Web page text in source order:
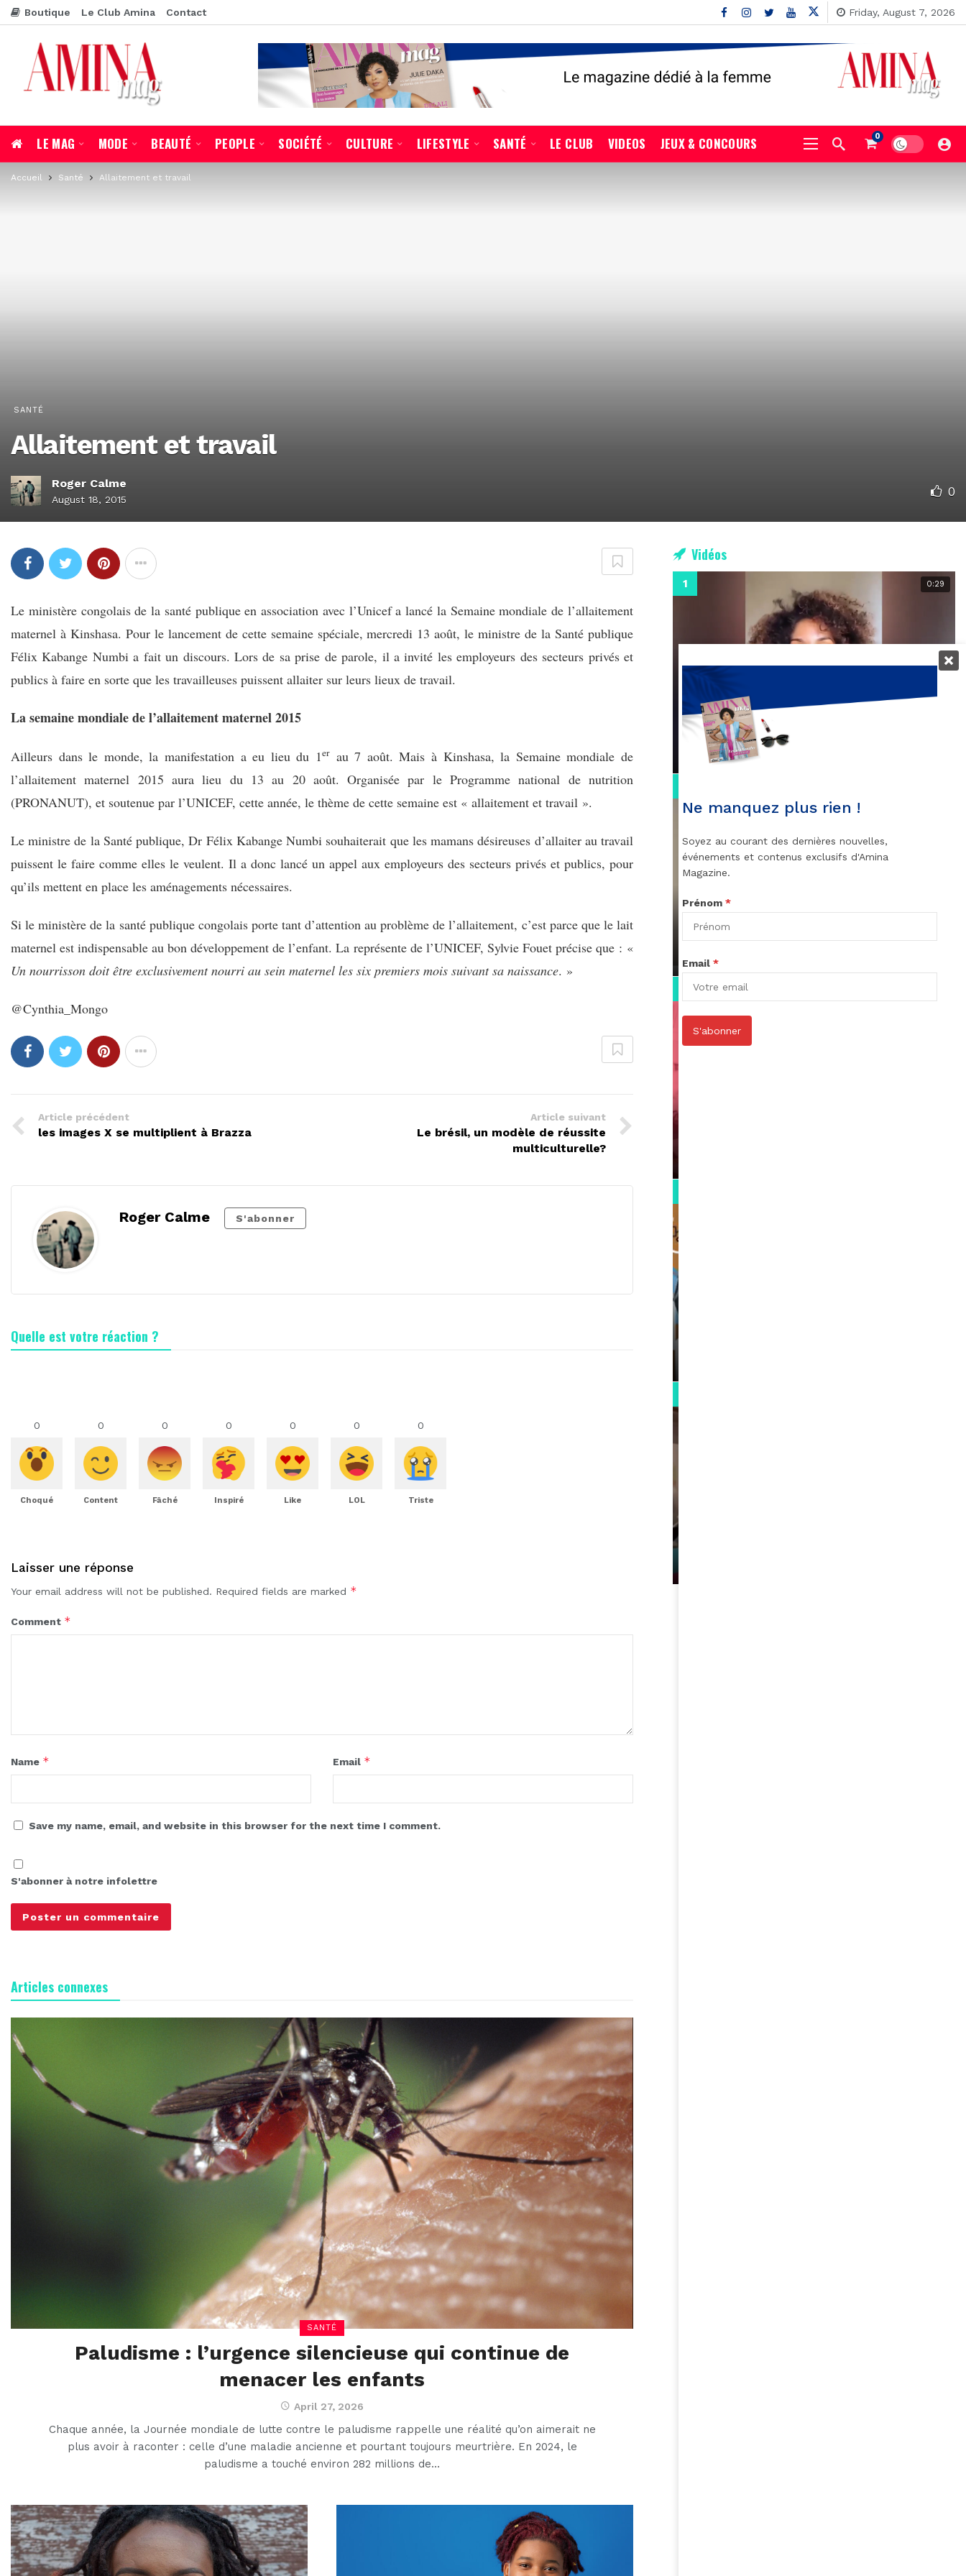
Boutique Le Club Amina Contact Friday, August 7, 2026
LE MAG MODE BEAUTÉ PEOPLE SOCIÉTÉ CULTURE LIFESTYLE SANTÉ LE CLUB VIDEOS JEUX & CONCOURS 0
Accueil Santé Allaitement et travail
SANTÉ
Allaitement et travail
Roger Calme
August 18, 2015
0
Le ministère congolais de la santé publique en association avec l’Unicef a lancé la Semaine mondiale de l’allaitement
maternel à Kinshasa. Pour le lancement de cette semaine spéciale, mercredi 13 août, le ministre de la Santé publique
Félix Kabange Numbi a fait un discours. Lors de sa prise de parole, il a invité les employeurs des secteurs privés et
publics à faire en sorte que les travailleuses puissent allaiter sur leurs lieux de travail.
La semaine mondiale de l’allaitement maternel 2015
Ailleurs dans le monde, la manifestation a eu lieu du 1er au 7 août. Mais à Kinshasa, la Semaine mondiale de
l’allaitement maternel 2015 aura lieu du 13 au 20 août. Organisée par le Programme national de nutrition
(PRONANUT), et soutenue par l’UNICEF, cette année, le thème de cette semaine est « allaitement et travail ».
Le ministre de la Santé publique, Dr Félix Kabange Numbi souhaiterait que les mamans désireuses d’allaiter au travail
puissent le faire comme elles le veulent. Il a donc lancé un appel aux employeurs des secteurs privés et publics, pour
qu’ils mettent en place les aménagements nécessaires.
Si le ministère de la santé publique congolais porte tant d’attention au problème de l’allaitement, c’est parce que le lait
maternel est indispensable au bon développement de l’enfant. La représente de l’UNICEF, Sylvie Fouet précise que : «
Un nourrisson doit être exclusivement nourri au sein maternel les six premiers mois suivant sa naissance. »
@Cynthia_Mongo
Article précédent
les images X se multiplient à Brazza
Article suivant
Le brésil, un modèle de réussite
multiculturelle?
Roger Calme S'abonner
Quelle est votre réaction ?
0
Choqué
0
Content
0
Fâché
0
Inspiré
0
Like
0
LOL
0
Triste
Laisser une réponse
Your email address will not be published. Required fields are marked *
Comment *
Name * Email *
Save my name, email, and website in this browser for the next time I comment.
S'abonner à notre infolettre
Articles connexes
SANTÉ
Paludisme : l’urgence silencieuse qui continue de
menacer les enfants
April 27, 2026
Chaque année, la Journée mondiale de lutte contre le paludisme rappelle une réalité qu’on aimerait ne
plus avoir à raconter : celle d’une maladie ancienne et pourtant toujours meurtrière. En 2024, le
paludisme a touché environ 282 millions de…
Vidéos
0:29
VIDEOS
Remerciements à Ayden pour son
message sur AMINA, le Magazine de la
Femme
parRédaction
VIDEOS
Stacy passe un message
Ne manquez plus rien !
Soyez au courant des dernières nouvelles,
événements et contenus exclusifs d'Amina
Magazine.
Prénom *
Email *
S'abonner